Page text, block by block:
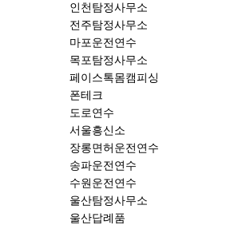
인천탐정사무소
전주탐정사무소
마포운전연수
목포탐정사무소
페이스톡몸캠피싱
폰테크
도로연수
서울흥신소
장롱면허운전연수
송파운전연수
수원운전연수
울산탐정사무소
울산답례품